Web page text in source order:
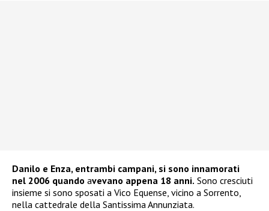
Danilo e Enza, entrambi campani, si sono innamorati
nel 2006 quando avevano appena 18 anni. Sono cresciuti
insieme si sono sposati a Vico Equense, vicino a Sorrento,
nella cattedrale della Santissima Annunziata.